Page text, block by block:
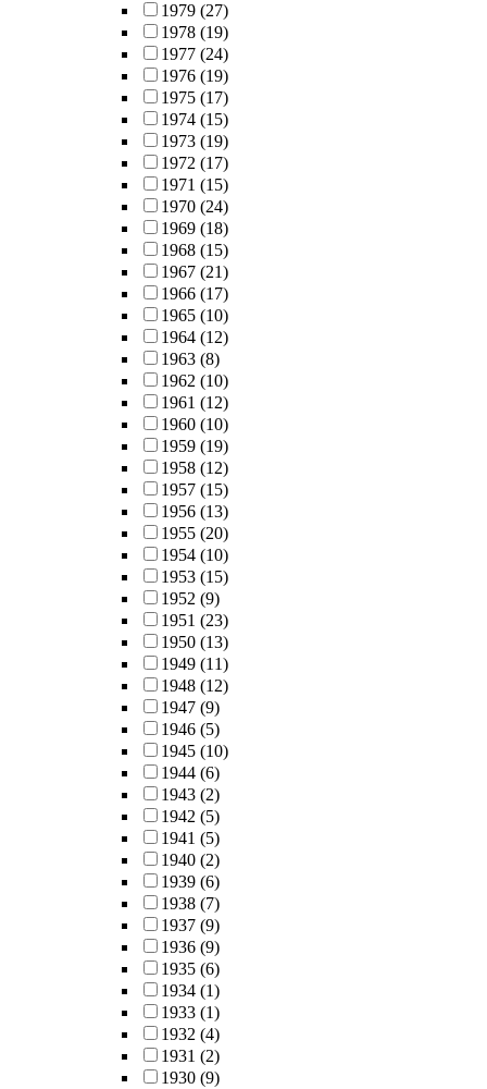
1979 (27)
1978 (19)
1977 (24)
1976 (19)
1975 (17)
1974 (15)
1973 (19)
1972 (17)
1971 (15)
1970 (24)
1969 (18)
1968 (15)
1967 (21)
1966 (17)
1965 (10)
1964 (12)
1963 (8)
1962 (10)
1961 (12)
1960 (10)
1959 (19)
1958 (12)
1957 (15)
1956 (13)
1955 (20)
1954 (10)
1953 (15)
1952 (9)
1951 (23)
1950 (13)
1949 (11)
1948 (12)
1947 (9)
1946 (5)
1945 (10)
1944 (6)
1943 (2)
1942 (5)
1941 (5)
1940 (2)
1939 (6)
1938 (7)
1937 (9)
1936 (9)
1935 (6)
1934 (1)
1933 (1)
1932 (4)
1931 (2)
1930 (9)